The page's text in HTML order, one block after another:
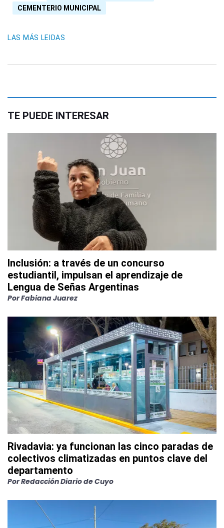
CEMENTERIO MUNICIPAL
LAS MÁS LEIDAS
TE PUEDE INTERESAR
Inclusión: a través de un concurso
estudiantil, impulsan el aprendizaje de
Lengua de Señas Argentinas
PorFabiana Juarez
Rivadavia: ya funcionan las cinco paradas de
colectivos climatizadas en puntos clave del
departamento
PorRedacción Diario de Cuyo